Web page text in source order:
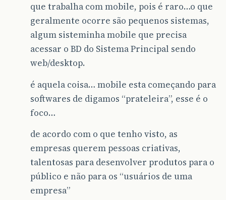
que trabalha com mobile, pois é raro…o que
geralmente ocorre são pequenos sistemas,
algum sisteminha mobile que precisa
acessar o BD do Sistema Principal sendo
web/desktop.
é aquela coisa… mobile esta começando para
softwares de digamos “prateleira”, esse é o
foco…
de acordo com o que tenho visto, as
empresas querem pessoas criativas,
talentosas para desenvolver produtos para o
público e não para os “usuários de uma
empresa”